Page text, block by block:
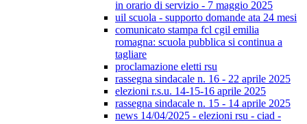
in orario di servizio - 7 maggio 2025
uil scuola - supporto domande ata 24 mesi
comunicato stampa fcl cgil emilia
romagna: scuola pubblica si continua a
tagliare
proclamazione eletti rsu
rassegna sindacale n. 16 - 22 aprile 2025
elezioni r.s.u. 14-15-16 aprile 2025
rassegna sindacale n. 15 - 14 aprile 2025
news 14/04/2025 - elezioni rsu - ciad -